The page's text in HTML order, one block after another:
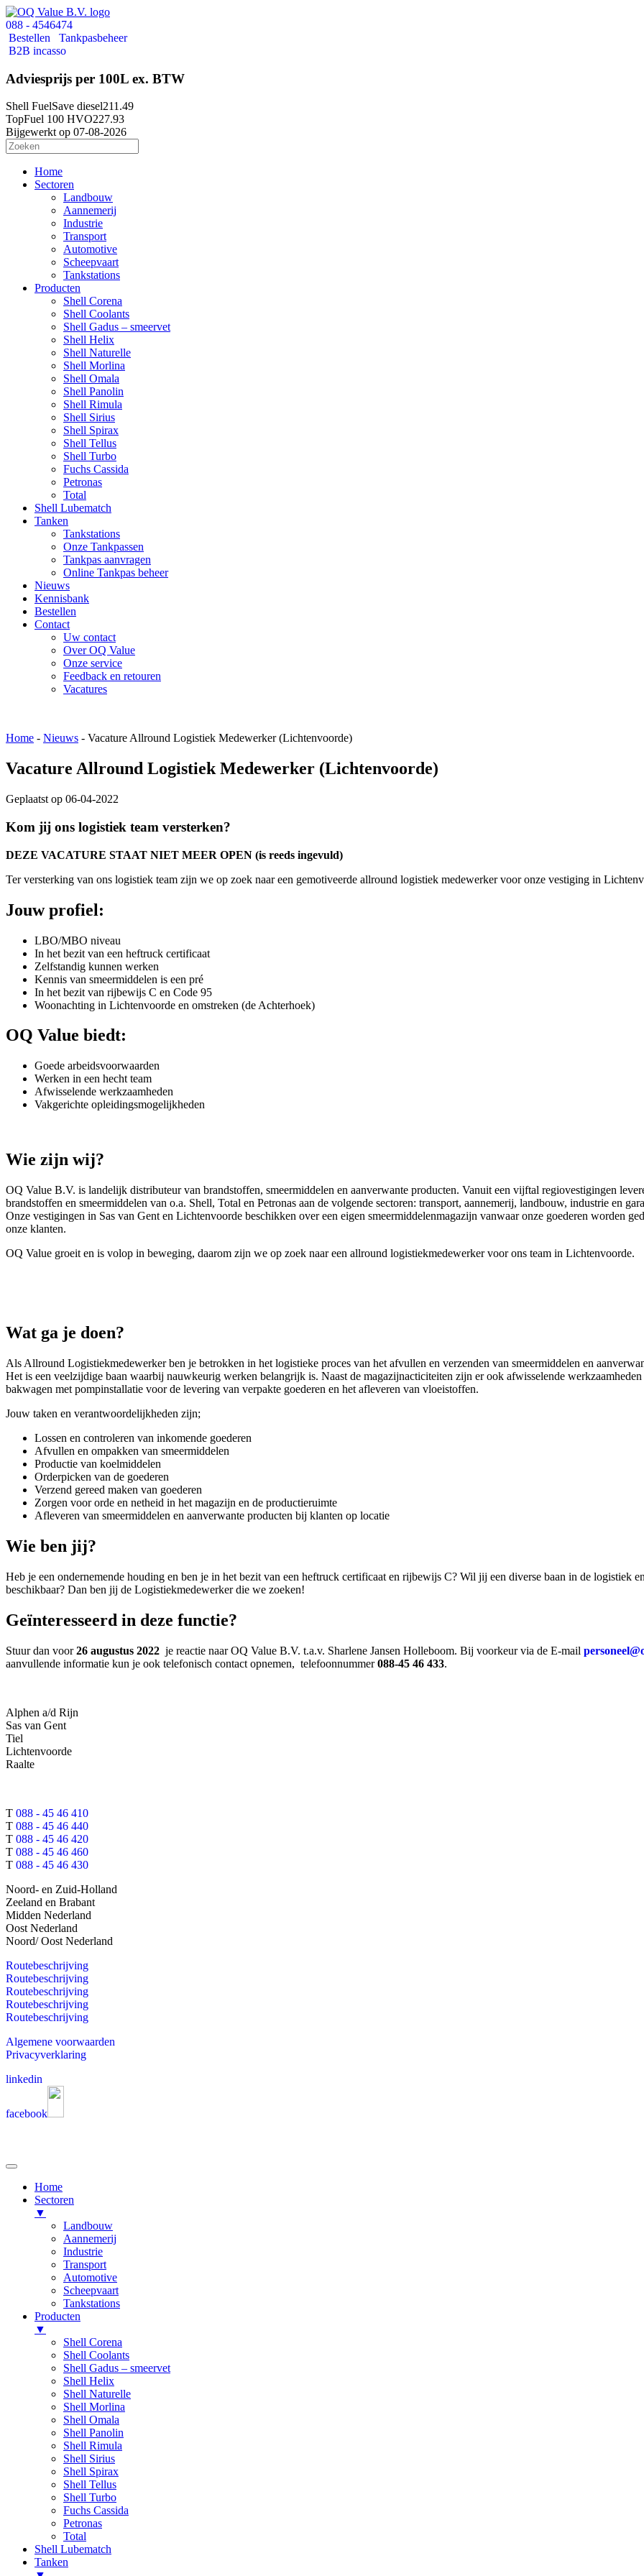
088 - 4546474
Bestellen
Tankpasbeheer
B2B incasso
Adviesprijs per 100L ex. BTW
Shell FuelSave diesel211.49
TopFuel 100 HVO227.93
Bijgewerkt op 07-08-2026
Home
Sectoren
Landbouw
Aannemerij
Industrie
Transport
Automotive
Scheepvaart
Tankstations
Producten
Shell Corena
Shell Coolants
Shell Gadus – smeervet
Shell Helix
Shell Naturelle
Shell Morlina
Shell Omala
Shell Panolin
Shell Rimula
Shell Sirius
Shell Spirax
Shell Tellus
Shell Turbo
Fuchs Cassida
Petronas
Total
Shell Lubematch
Tanken
Tankstations
Onze Tankpassen
Tankpas aanvragen
Online Tankpas beheer
Nieuws
Kennisbank
Bestellen
Contact
Uw contact
Over OQ Value
Onze service
Feedback en retouren
Vacatures
Home - Nieuws - Vacature Allround Logistiek Medewerker (Lichtenvoorde)
Vacature Allround Logistiek Medewerker (Lichtenvoorde)
Geplaatst op 06-04-2022
Kom jij ons logistiek team versterken?
DEZE VACATURE STAAT NIET MEER OPEN (is reeds ingevuld)
Ter versterking van ons logistiek team zijn we op zoek naar een gemotiveerde allround logistiek medewerker voor onze vestiging in
Jouw profiel:
LBO/MBO niveau
In het bezit van een heftruck certificaat
Zelfstandig kunnen werken
Kennis van smeermiddelen is een pré
In het bezit van rijbewijs C en Code 95
Woonachting in Lichtenvoorde en omstreken (de Achterhoek)
OQ Value biedt:
Goede arbeidsvoorwaarden
Werken in een hecht team
Afwisselende werkzaamheden
Vakgerichte opleidingsmogelijkheden
Wie zijn wij?
OQ Value B.V. is landelijk distributeur van brandstoffen, smeermiddelen en aanverwante producten. Vanuit een vijftal regiovestigingen
brandstoffen en smeermiddelen van o.a. Shell, Total en Petronas aan de volgende sectoren: transport, aannemerij, landbouw, industrie en
Onze vestigingen in Sas van Gent en Lichtenvoorde beschikken over een eigen smeermiddelenmagazijn vanwaar onze goederen worden
onze klanten.
OQ Value groeit en is volop in beweging, daarom zijn we op zoek naar een allround logistiekmedewerker voor ons team in Lichtenvoorde.
Wat ga je doen?
Als Allround Logistiekmedewerker ben je betrokken in het logistieke proces van het afvullen en verzenden van smeermiddelen en
Het is een veelzijdige baan waarbij nauwkeurig werken belangrijk is. Naast de magazijnacticiteiten zijn er ook afwisselende werkzaamheden
bakwagen met pompinstallatie voor de levering van verpakte goederen en het afleveren van vloeistoffen.
Jouw taken en verantwoordelijkheden zijn;
Lossen en controleren van inkomende goederen
Afvullen en ompakken van smeermiddelen
Productie van koelmiddelen
Orderpicken van de goederen
Verzend gereed maken van goederen
Zorgen voor orde en netheid in het magazijn en de productieruimte
Afleveren van smeermiddelen en aanverwante producten bij klanten op locatie
Wie ben jij?
Heb je een ondernemende houding en ben je in het bezit van een heftruck certificaat en rijbewijs C? Wil jij een diverse baan in de logistiek
beschikbaar? Dan ben jij de Logistiekmedewerker die we zoeken!
Geïnteresseerd in deze functie?
Stuur dan voor26 augustus 2022 je reactie naar OQ Value B.V. t.a.v. Sharlene Jansen Holleboom. Bij voorkeur via de E-mail
aanvullende informatie kun je ook telefonisch contact opnemen, telefoonnummer088-45 46 433.
Alphen a/d Rijn
Sas van Gent
Tiel
Lichtenvoorde
Raalte
T 088 - 45 46 410
T 088 - 45 46 440
T 088 - 45 46 420
T 088 - 45 46 460
T 088 - 45 46 430
Noord- en Zuid-Holland
Zeeland en Brabant
Midden Nederland
Oost Nederland
Noord/ Oost Nederland
Routebeschrijving
Routebeschrijving
Routebeschrijving
Routebeschrijving
Routebeschrijving
Algemene voorwaarden
Privacyverklaring
linkedin
facebook
Home
Sectoren
▼
Landbouw
Aannemerij
Industrie
Transport
Automotive
Scheepvaart
Tankstations
Producten
▼
Shell Corena
Shell Coolants
Shell Gadus – smeervet
Shell Helix
Shell Naturelle
Shell Morlina
Shell Omala
Shell Panolin
Shell Rimula
Shell Sirius
Shell Spirax
Shell Tellus
Shell Turbo
Fuchs Cassida
Petronas
Total
Shell Lubematch
Tanken